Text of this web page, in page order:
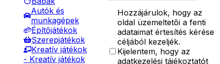
Autók és
munkagépek
Építőjátékok
Szerepjátékok
Kreatív játékok
- Kreatív játékok
Hozzájárulok, hogy az
oldal üzemeltetői a fenti
adataimat értesítés kérése
céljából kezeljék.
Kijelentem, hogy az
adatkezelési tájékoztatót